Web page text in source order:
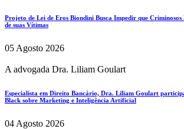
Projeto de Lei de Eros Biondini Busca Impedir que
de suas Vítimas
05 Agosto 2026
A advogada Dra. Liliam Goulart
Especialista em Direito Bancário, Dra. Liliam Goulart
Black sobre Marketing e Inteligência Artificial
04 Agosto 2026